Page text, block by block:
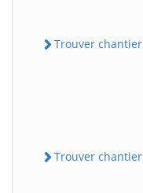
Trouver
Trouver chantier